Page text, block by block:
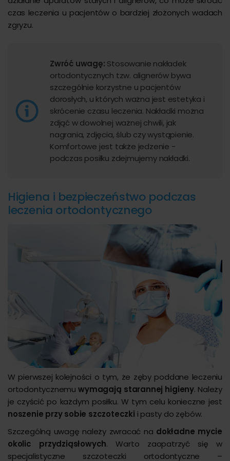
czas leczenia u pacjentów o bardziej złożonych wadach
zgryzu.
Zwróć uwagę: Stosowanie nakładek
ortodontycznych tzw. alignerów bywa
szczególnie korzystne u pacjentów
dorosłych, u których ważna jest estetyka i
skrócenie czasu leczenia. Nakładki można
zdjąć w dowolnej ważnej chwili, jak
nagrania, zdjęcia, ślub czy wystąpienie.
Komfortowe jest także jedzenie -
podczas posiłku zdejmujemy nakładki.
Higiena i bezpieczeństwo podczas
leczenia ortodontycznego
W pierwszej kolejności o tym, że zęby poddane leczeniu
ortodontycznemuwymagają starannej higieny. Należy
je czyścić po każdym posiłku. W tym celu konieczne jest
noszenie przy sobie szczoteczki i pasty do zębów.
Szczególną uwagę należy zwracać na dokładne mycie
okolic przydziąsłowych. Warto zaopatrzyć się w
specjalistyczne szczoteczki ortodontyczne –